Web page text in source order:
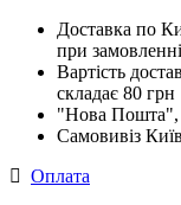
Доставка по
при
Вартість
складає 80 грн
"Нова Пошта",
Самовивіз
Оплата